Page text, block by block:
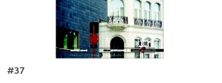
#37